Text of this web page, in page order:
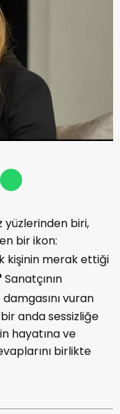
yüzlerinden biri,
bir ikon:
kişinin merak ettiği
Sanatçının
vuran
anda sessizliğe
hayatına ve
birlikte